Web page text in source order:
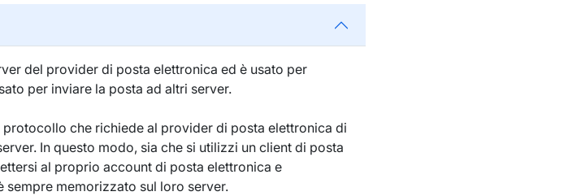
del provider di posta elettronica ed è usato per
per inviare la posta ad altri server.
che richiede al provider di posta elettronica di
In questo modo, sia che si utilizzi un client di posta
al proprio account di posta elettronica e
memorizzato sul loro server.